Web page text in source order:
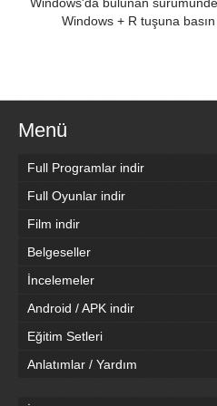
Windows + R tuşuna basın
Menü
Full Programlar indir
Full Oyunlar indir
Film indir
Belgeseller
İncelemeler
Android / APK indir
Eğitim Setleri
Anlatımlar / Yardım